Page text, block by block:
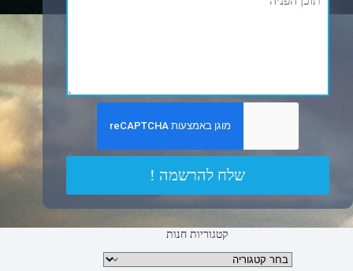
שלח להרשמה !
קטגוריות חנות
קטגוריות מוצרים